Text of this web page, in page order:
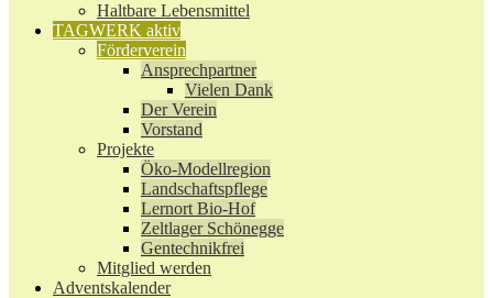
Haltbare Lebensmittel
TAGWERK aktiv
Förderverein
Ansprechpartner
Vielen Dank
Der Verein
Vorstand
Projekte
Öko-Modellregion
Landschaftspflege
Lernort Bio-Hof
Zeltlager Schönegge
Gentechnikfrei
Mitglied werden
Adventskalender